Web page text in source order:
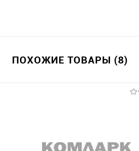
ПОХОЖИЕ ТОВАРЫ (8)